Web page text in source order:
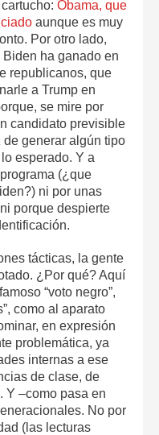
Obama, que
aunque es muy
Por otro lado,
ha ganado en
republicanos, que
a Trump en
se mire por
candidato previsible
generar algún tipo
esperado. Y a
(¿que
ni por unas
porque despierte
tácticas, la gente
¿Por qué? Aquí
“voto negro”,
como al aparato
en expresión
problemática, ya
internas a ese
de clase, de
Y –como pasa en
No por
(las lecturas